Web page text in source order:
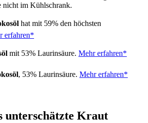
nicht im Kühlschrank.
hat mit 59% den höchsten
erfahren*
mit 53% Laurinsäure. Mehr erfahren*
, 53% Laurinsäure. Mehr erfahren*
unterschätzte Kraut